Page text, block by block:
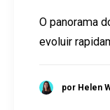
O panorama
evoluir
por Helen